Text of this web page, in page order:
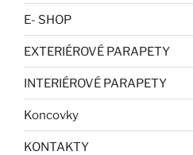
E- SHOP
EXTERIÉROVÉ PARAPETY
INTERIÉROVÉ PARAPETY
Koncovky
KONTAKTY